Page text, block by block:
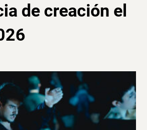
de creación el